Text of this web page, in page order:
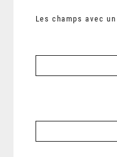
Les champs avec